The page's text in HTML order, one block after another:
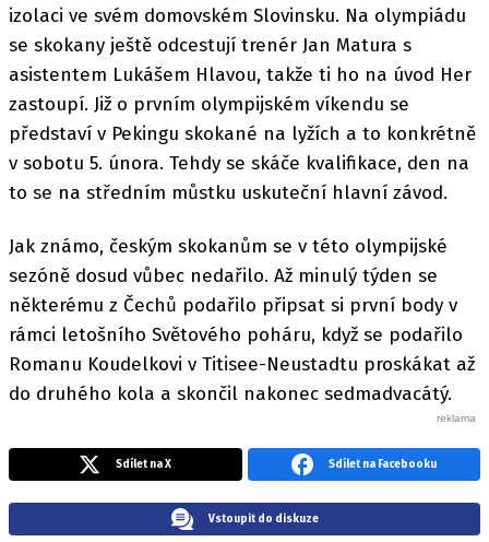
izolaci ve svém domovském Slovinsku. Na olympiádu
se skokany ještě odcestují trenér Jan Matura s
asistentem Lukášem Hlavou, takže ti ho na úvod Her
zastoupí. Již o prvním olympijském víkendu se
představí v Pekingu skokané na lyžích a to konkrétně
v sobotu 5. února. Tehdy se skáče kvalifikace, den na
to se na středním můstku uskuteční hlavní závod.
Jak známo, českým skokanům se v této olympijské
sezóně dosud vůbec nedařilo. Až minulý týden se
některému z Čechů podařilo připsat si první body v
rámci letošního Světového poháru, když se podařilo
Romanu Koudelkovi v Titisee-Neustadtu proskákat až
do druhého kola a skončil nakonec sedmadvacátý.
Sdílet na X Sdílet na Facebooku
Vstoupit do diskuze